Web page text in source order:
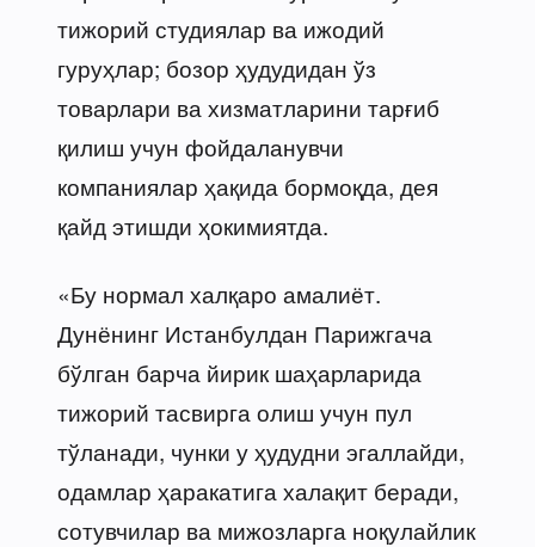
тижорий студиялар ва ижодий
гуруҳлар; бозор ҳудудидан ўз
товарлари ва хизматларини тарғиб
қилиш учун фойдаланувчи
компаниялар ҳақида бормоқда, дея
қайд этишди ҳокимиятда.
«Бу нормал халқаро амалиёт.
Дунёнинг Истанбулдан Парижгача
бўлган барча йирик шаҳарларида
тижорий тасвирга олиш учун пул
тўланади, чунки у ҳудудни эгаллайди,
одамлар ҳаракатига халақит беради,
сотувчилар ва мижозларга ноқулайлик